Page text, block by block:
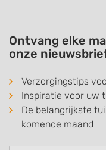
Ontvang elke
onze
Verzorgingstips
Inspiratie voor uw
De belangrijkste
komende maand